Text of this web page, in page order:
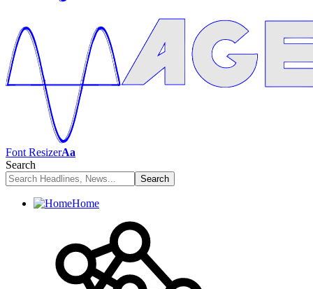
Font ResizerAa
Search
Home